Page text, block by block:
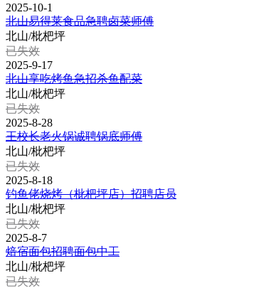
2025-10-1
北山易得莱食品急聘卤菜师傅
北山/枇杷坪
已失效
2025-9-17
北山享吃烤鱼急招杀鱼配菜
北山/枇杷坪
已失效
2025-8-28
王校长老火锅诚聘锅底师傅
北山/枇杷坪
已失效
2025-8-18
钓鱼佬烧烤（枇杷坪店）招聘店员
北山/枇杷坪
已失效
2025-8-7
焙宿面包招聘面包中工
北山/枇杷坪
已失效